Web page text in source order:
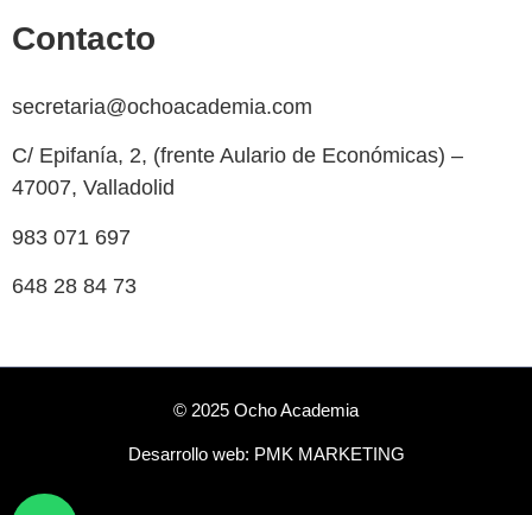
Contacto
secretaria@ochoacademia.com
C/ Epifanía, 2, (frente Aulario de Económicas) –
47007, Valladolid
983 071 697
648 28 84 73
© 2025 Ocho Academia
Desarrollo web: PMK MARKETING